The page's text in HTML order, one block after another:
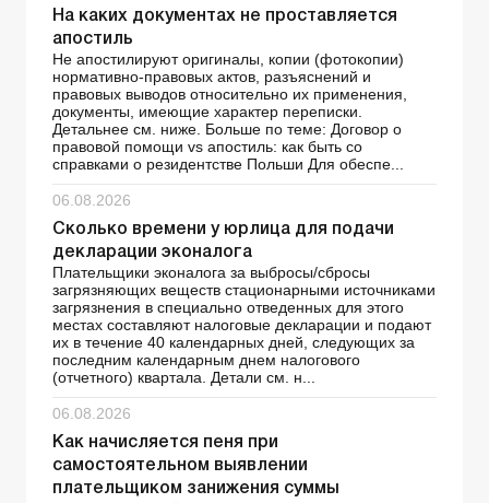
На каких документах не проставляется
апостиль
Не апостилируют оригиналы, копии (фотокопии)
нормативно-правовых актов, разъяснений и
правовых выводов относительно их применения,
документы, имеющие характер переписки.
Детальнее см. ниже. Больше по теме: Договор о
правовой помощи vs апостиль: как быть со
справками о резидентстве Польши Для обеспе...
06.08.2026
Сколько времени у юрлица для подачи
декларации эконалога
Плательщики эконалога за выбросы/сбросы
загрязняющих веществ стационарными источниками
загрязнения в специально отведенных для этого
местах составляют налоговые декларации и подают
их в течение 40 календарных дней, следующих за
последним календарным днем налогового
(отчетного) квартала. Детали см. н...
06.08.2026
Как начисляется пеня при
самостоятельном выявлении
плательщиком занижения суммы